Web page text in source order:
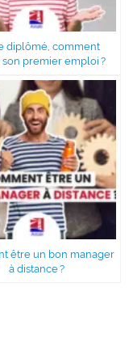
diplômé, comment
son premier emploi ?
être un bon manager
à distance ?